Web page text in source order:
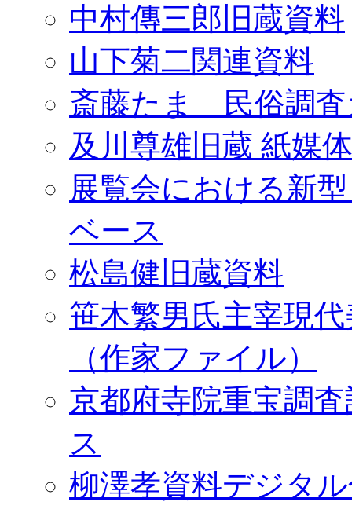
中村傳三郎旧蔵資料
山下菊二関連資料
斎藤たま 民俗調査
及川尊雄旧蔵 紙媒
展覧会における新
ベース
松島健旧蔵資料
笹木繁男氏主宰現
（作家ファイル）
京都府寺院重宝調
ス
柳澤孝資料デジタ